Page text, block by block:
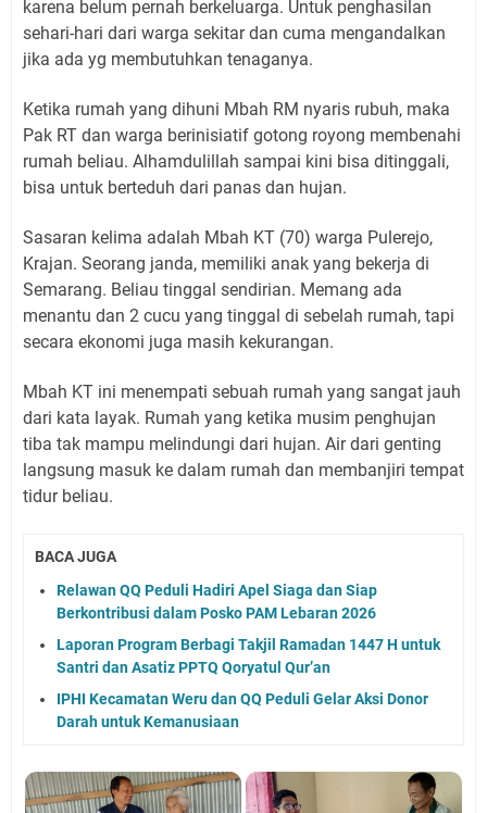
karena belum pernah berkeluarga. Untuk penghasilan
sehari-hari dari warga sekitar dan cuma mengandalkan
jika ada yg membutuhkan tenaganya.
Ketika rumah yang dihuni Mbah RM nyaris rubuh, maka
Pak RT dan warga berinisiatif gotong royong membenahi
rumah beliau. Alhamdulillah sampai kini bisa ditinggali,
bisa untuk berteduh dari panas dan hujan.
Sasaran kelima adalah Mbah KT (70) warga Pulerejo,
Krajan. Seorang janda, memiliki anak yang bekerja di
Semarang. Beliau tinggal sendirian. Memang ada
menantu dan 2 cucu yang tinggal di sebelah rumah, tapi
secara ekonomi juga masih kekurangan.
Mbah KT ini menempati sebuah rumah yang sangat jauh
dari kata layak. Rumah yang ketika musim penghujan
tiba tak mampu melindungi dari hujan. Air dari genting
langsung masuk ke dalam rumah dan membanjiri tempat
tidur beliau.
BACA JUGA
Relawan QQ Peduli Hadiri Apel Siaga dan Siap
Berkontribusi dalam Posko PAM Lebaran 2026
Laporan Program Berbagi Takjil Ramadan 1447 H untuk
Santri dan Asatiz PPTQ Qoryatul Qur’an
IPHI Kecamatan Weru dan QQ Peduli Gelar Aksi Donor
Darah untuk Kemanusiaan